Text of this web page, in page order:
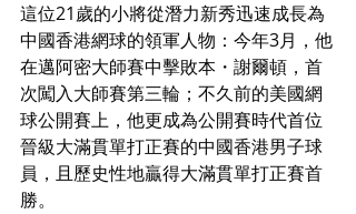
這位21歲的小將從潛力新秀迅速成長為
中國香港網球的領軍人物：今年3月，他
在邁阿密大師賽中擊敗本・謝爾頓，首
次闖入大師賽第三輪；不久前的美國網
球公開賽上，他更成為公開賽時代首位
晉級大滿貫單打正賽的中國香港男子球
員，且歷史性地贏得大滿貫單打正賽首
勝。